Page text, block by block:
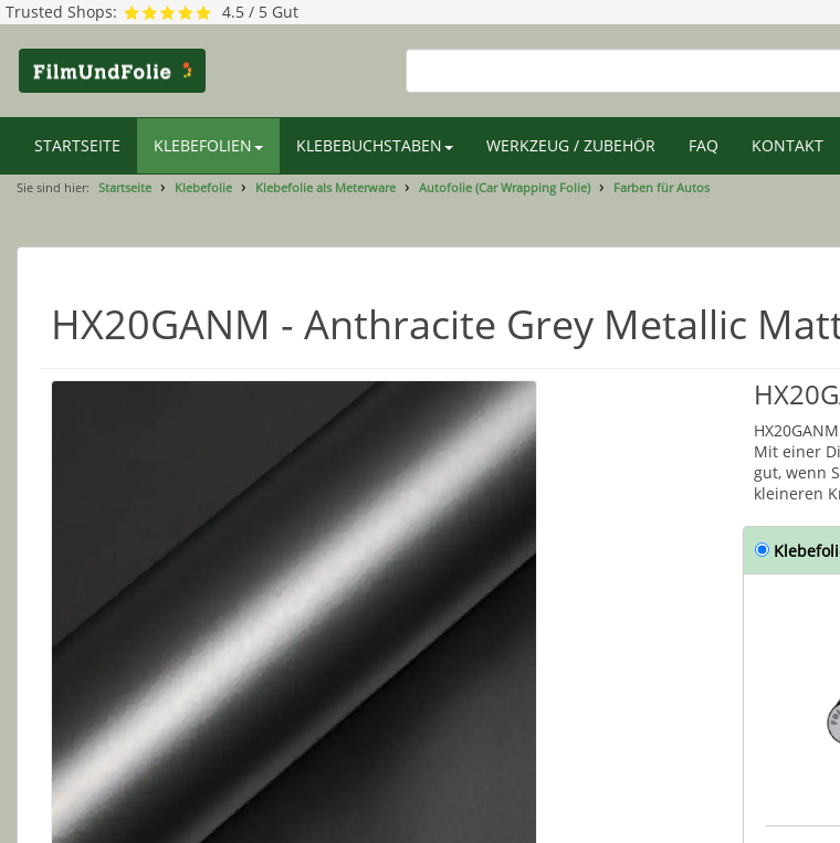
Trusted Shops: 4.5 / 5 Gut
STARTSEITE KLEBEFOLIEN KLEBEBUCHSTABEN WERKZEUG / ZUBEHÖR FAQ KONTAKT
Sie sind hier: Startseite Klebefolie Klebefolie als Meterware Autofolie (Car Wrapping Folie) Farben für Autos
HX20GANM - Anthracite Grey Metallic
Mit einer
gut, wenn
kleineren